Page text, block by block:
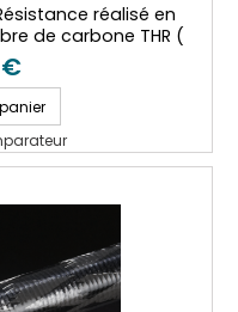
réalisé en
de carbone THR (
époxy.
€